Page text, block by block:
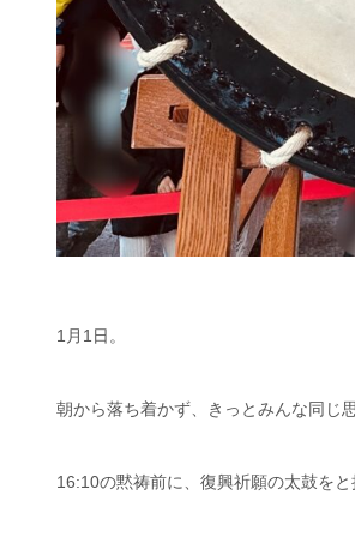
1月1日。
朝から落ち着かず、きっとみんな同じ
16:10の黙祷前に、復興祈願の太鼓を